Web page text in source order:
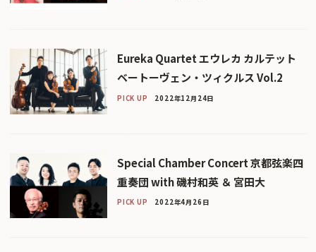
Eureka Quartet エウレカ カルテット
ベートーヴェン・ツィクルス Vol.2
PICK UP 2022年12月24日
Special Chamber Concert 京都弦楽四
重奏団 with 磯村和英 ＆ 宮田大
PICK UP 2022年4月26日